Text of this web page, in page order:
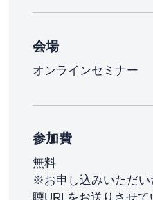
会場
オンラインセミナー
参加費
無料
※お申し込みいただい